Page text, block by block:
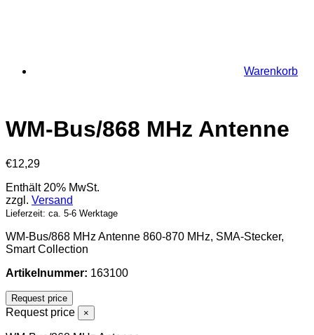
Warenkorb
WM-Bus/868 MHz Antenne
€12,29
Enthält 20% MwSt.
zzgl. Versand
Lieferzeit: ca. 5-6 Werktage
WM-Bus/868 MHz Antenne 860-870 MHz, SMA-Stecker,
Smart Collection
Artikelnummer: 163100
Request price
Request price ×